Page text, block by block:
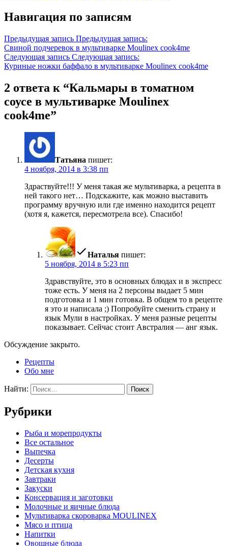
Навигация по записям
Предыдущая запись Предыдущая запись:
Свиной подчеревок в мультиварке Moulinex cook4me
Следующая запись Следующая запись:
Куриные ножки баффало в мультиварке Moulinex cook4me
2 ответа к “Кальмары в томатном
соусе в мультиварке Moulinex
cook4me”
Татьяна пишет:
4 ноября, 2014 в 3:38 пп
Здраствуйте!!! У меня такая же мультиварка, а рецепта в
ней такого нет… Подскажите, как можно выставить
программу вручную или где именно находится рецепт
(хотя я, кажется, пересмотрела все). Спасибо!
Наталья пишет:
5 ноября, 2014 в 5:23 пп
Здравствуйте, это в основных блюдах и в экспресс
тоже есть. У меня на 2 персоны выдает 5 мин
подготовка и 1 мин готовка. В общем то в рецепте
я это и написала ;) Попробуйте сменить страну и
язык Мули в настройках. У меня разные рецепты
показывает. Сейчас стоит Австралия — анг язык.
Обсуждение закрыто.
Рецепты
Обо мне
Найти:
Рубрики
Pыба и морепродукты
Все остальное
Выпечка
Десерты
Детская кухня
Завтраки
Закуски
Консервация и заготовки
Молочные и яичные блюда
Мультиварка скороварка MOULINEX
Мясо и птица
Напитки
Овощные блюда